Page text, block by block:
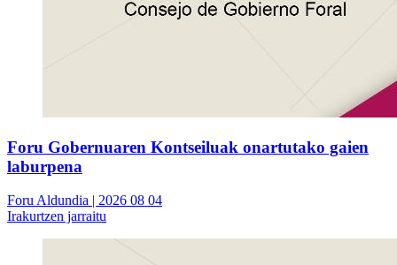
Foru Gobernuaren Kontseiluak onartutako gaien
laburpena
Foru Aldundia | 2026 08 04
Irakurtzen jarraitu